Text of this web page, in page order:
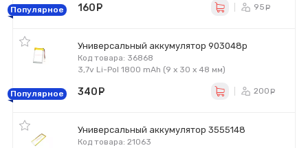
Популярное 160 95
Универсальный аккумулятор 903048p
Код товара: 36868
3,7v Li-Pol 1800 mAh (9 х 30 х 48 мм)
Популярное 340 200
Универсальный аккумулятор 3555148
Код товара: 21063